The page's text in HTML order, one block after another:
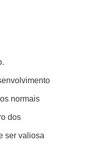
normais
dos
ser valiosa